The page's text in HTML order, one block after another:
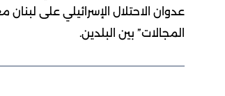
عدوان الاحتلال الإسرائيلي على
المجالات” بين البلدين.